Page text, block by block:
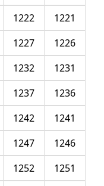
1221
1222
1226
1227
1231
1232
1236
1237
1241
1242
1246
1247
1251
1252